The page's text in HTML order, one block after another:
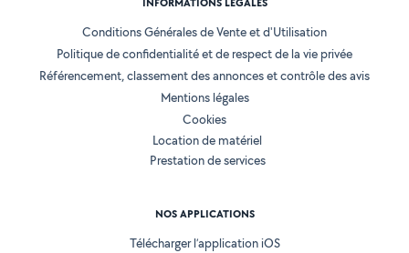
INFORMATIONS LÉGALES
Conditions Générales de Vente et d'Utilisation
Politique de confidentialité et de respect de la vie privée
Référencement, classement des annonces et contrôle des avis
Mentions légales
Cookies
Location de matériel
Prestation de services
NOS APPLICATIONS
Télécharger l’application iOS